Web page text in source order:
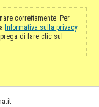
correttamente. Per
Informativa sulla privacy.
di fare clic sul